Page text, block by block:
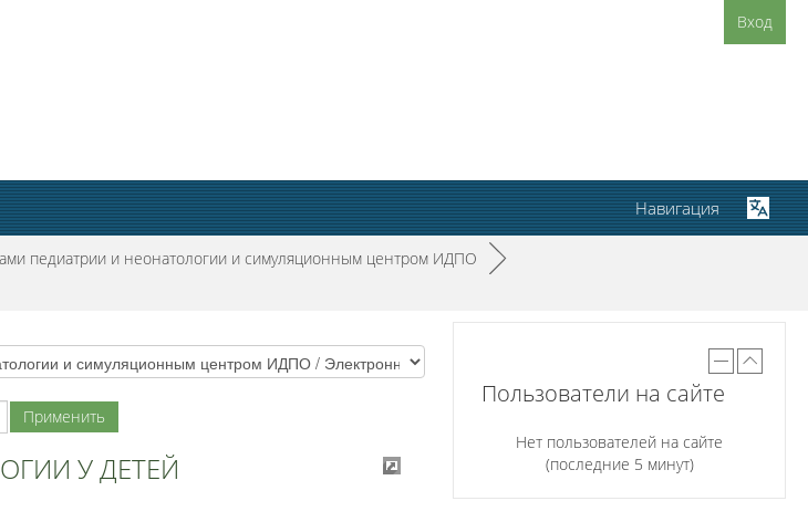
Вход
педиатрии и неонатологии и симуляционным центром ИДПО
►
У ДЕТЕЙ
Пользователи на сайте
Нет пользователей на сайте
(последние 5 минут)
Навигация